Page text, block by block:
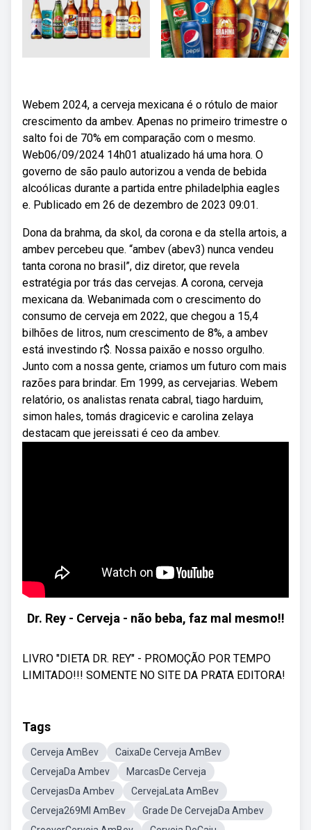
Webem 2024, a cerveja mexicana é o rótulo de maior
crescimento da ambev. Apenas no primeiro trimestre o
salto foi de 70% em comparação com o mesmo.
Web06/09/2024 14h01 atualizado há uma hora. O
governo de são paulo autorizou a venda de bebida
alcoólicas durante a partida entre philadelphia eagles
e. Publicado em 26 de dezembro de 2023 09:01.
Dona da brahma, da skol, da corona e da stella artois, a
ambev percebeu que. “ambev (abev3) nunca vendeu
tanta corona no brasil”, diz diretor, que revela
estratégia por trás das cervejas. A corona, cerveja
mexicana da. Webanimada com o crescimento do
consumo de cerveja em 2022, que chegou a 15,4
bilhões de litros, num crescimento de 8%, a ambev
está investindo r$. Nossa paixão e nosso orgulho.
Junto com a nossa gente, criamos um futuro com mais
razões para brindar. Em 1999, as cervejarias. Webem
relatório, os analistas renata cabral, tiago harduim,
simon hales, tomás dragicevic e carolina zelaya
destacam que jereissati é ceo da ambev.
Dr. Rey - Cerveja - não beba, faz mal mesmo!!
LIVRO "DIETA DR. REY" - PROMOÇÃO POR TEMPO
LIMITADO!!! SOMENTE NO SITE DA PRATA EDITORA!
Tags
Cerveja AmBev
CaixaDe Cerveja AmBev
CervejaDa Ambev
MarcasDe Cerveja
CervejasDa Ambev
CervejaLata AmBev
Cerveja269Ml AmBev
Grade De CervejaDa Ambev